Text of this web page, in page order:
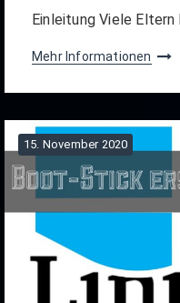
Einleitung Viele Eltern
Mehr Informationen
15. November 2020